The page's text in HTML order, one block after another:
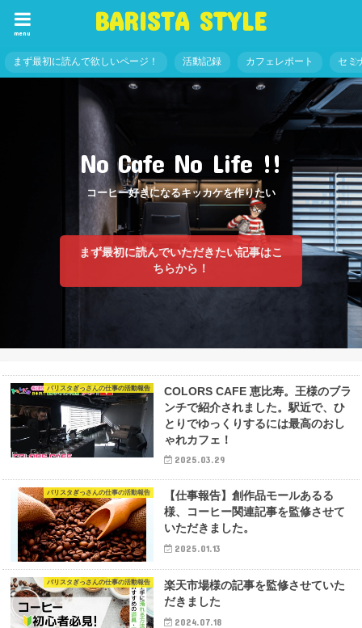
BARISTA STYLE
menu
まず最初に読んで欲しいページ！ 活動記録 カフェレポート セミ
No Cafe No Life !!
コーヒー好きになるキッカケを作りたい
まず最初に読んでいただきたい記事はこ
ちらから！
バリスタぎっさんの仕事の活動報告
COLORS CAFE 恵比寿。王様のブラ
ンチで紹介されました。駅近で、ひ
とりでゆっくりするには最高のおし
ゃれカフェ！
2025.03.29
バリスタぎっさんの仕事の活動報告
【仕事報告】創作品モールあるる
様、コーヒー関連記事を監修させて
いただきました。
2025.01.13
バリスタぎっさんの仕事の活動報告
楽天市場様の記事を監修させていた
だきました
2024.07.18